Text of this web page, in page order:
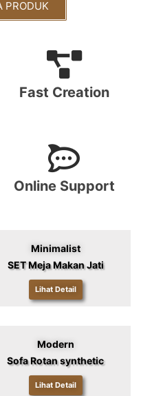
PRODUK
Fast Creation
Online Support
Minimalist
SET Meja Makan Jati
Lihat Detail
Modern
Sofa Rotan synthetic
Lihat Detail